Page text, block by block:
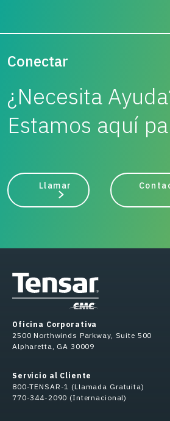
Conectar
¿Necesita
Estamos aquí
Llamar
Oficina Corporativa
2500 Northwinds Parkway, Suite 500
Alpharetta, GA 30009
Servicio al Cliente
800-TENSAR-1 (Llamada Gratuita)
770-344-2090 (Internacional)